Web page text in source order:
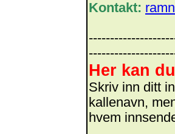
Kontakt:
Her kan
Skriv inn ditt
kallenavn,
hvem